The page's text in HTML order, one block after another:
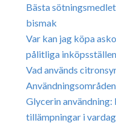
Bästa
bismak
Var kan jag köpa
pålitliga inköpsställen
Vad används
Glycerin
tillämpningar i